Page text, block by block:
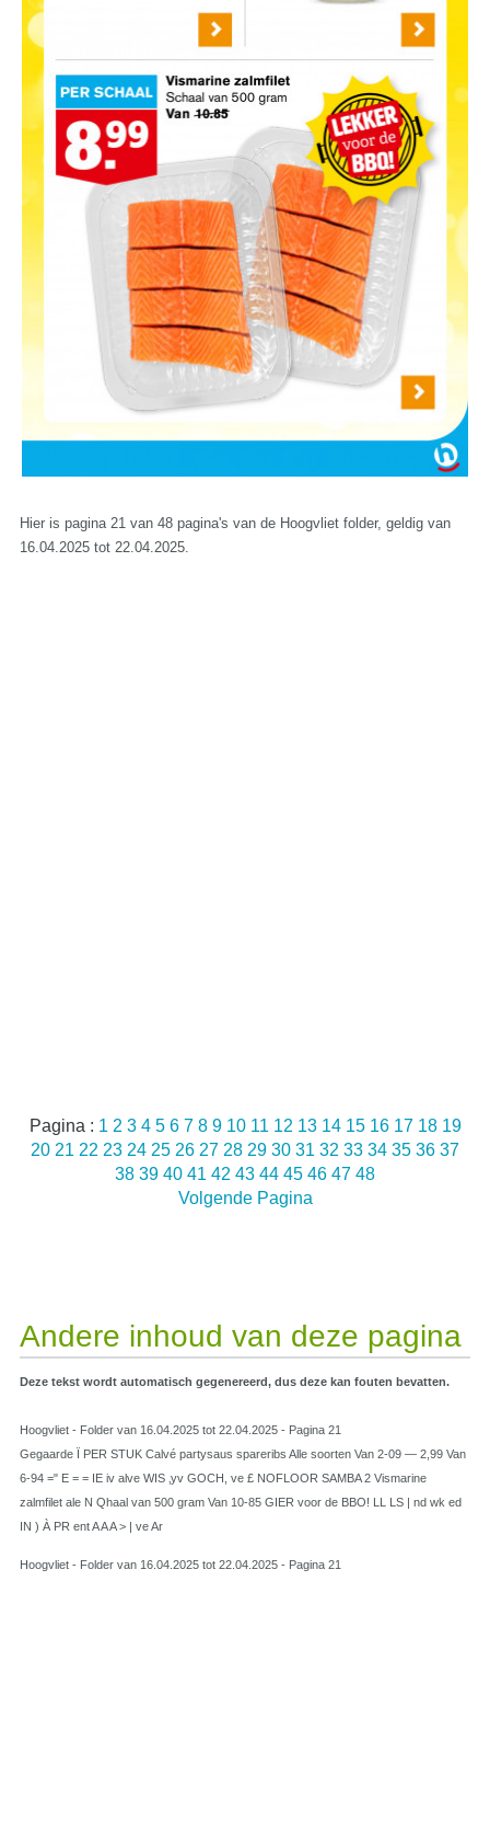
Hier is pagina 21 van 48 pagina's van de Hoogvliet folder, geldig van
16.04.2025 tot 22.04.2025.
Pagina : 1 2 3 4 5 6 7 8 9 10 11 12 13 14 15 16 17 18 19
20 21 22 23 24 25 26 27 28 29 30 31 32 33 34 35 36 37
38 39 40 41 42 43 44 45 46 47 48
Volgende Pagina
Andere inhoud van deze pagina
Deze tekst wordt automatisch gegenereerd, dus deze kan fouten bevatten.
Hoogvliet - Folder van 16.04.2025 tot 22.04.2025 - Pagina 21
Gegaarde Ï PER STUK Calvé partysaus spareribs Alle soorten Van 2-09 — 2,99 Van
6-94 =" E = = IE iv alve WIS ‚yv GOCH, ve £ NOFLOOR SAMBA 2 Vismarine
zalmfilet ale N Qhaal van 500 gram Van 10-85 GIER voor de BBO! LL LS | nd wk ed
IN ) À PR ent A A A > | ve Ar
Hoogvliet - Folder van 16.04.2025 tot 22.04.2025 - Pagina 21